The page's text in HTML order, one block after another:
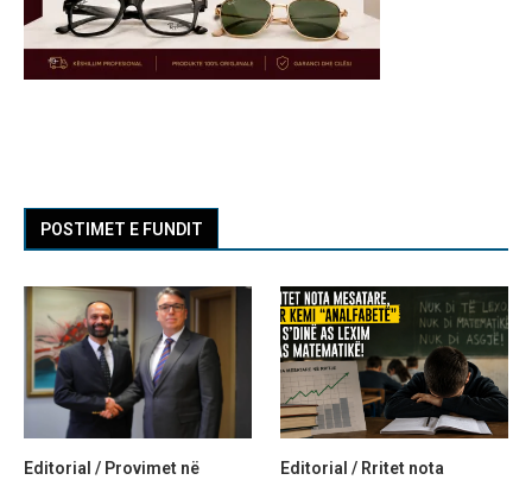
POSTIMET E FUNDIT
Editorial / Provimet në
Editorial / Rritet nota